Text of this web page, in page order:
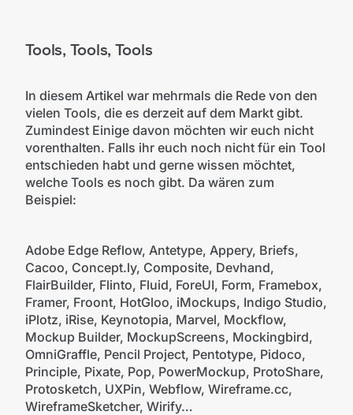
Tools, Tools, Tools
In diesem Artikel war mehrmals die Rede von den
vielen Tools, die es derzeit auf dem Markt gibt.
Zumindest Einige davon möchten wir euch nicht
vorenthalten. Falls ihr euch noch nicht für ein Tool
entschieden habt und gerne wissen möchtet,
welche Tools es noch gibt. Da wären zum
Beispiel:
Adobe Edge Reflow, Antetype, Appery, Briefs,
Cacoo, Concept.ly, Composite, Devhand,
FlairBuilder, Flinto, Fluid, ForeUI, Form, Framebox,
Framer, Froont, HotGloo, iMockups, Indigo Studio,
iPlotz, iRise, Keynotopia, Marvel, Mockflow,
Mockup Builder, MockupScreens, Mockingbird,
OmniGraffle, Pencil Project, Pentotype, Pidoco,
Principle, Pixate, Pop, PowerMockup, ProtoShare,
Protosketch, UXPin, Webflow, Wireframe.cc,
WireframeSketcher, Wirify…